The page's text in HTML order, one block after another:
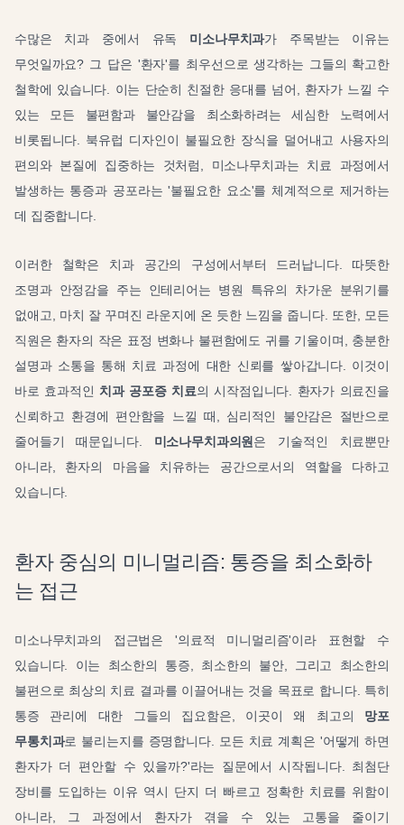
수많은 치과 중에서 유독 미소나무치과가 주목받는 이유는
무엇일까요? 그 답은 '환자'를 최우선으로 생각하는 그들의 확고한
철학에 있습니다. 이는 단순히 친절한 응대를 넘어, 환자가 느낄 수
있는 모든 불편함과 불안감을 최소화하려는 세심한 노력에서
비롯됩니다. 북유럽 디자인이 불필요한 장식을 덜어내고 사용자의
편의와 본질에 집중하는 것처럼, 미소나무치과는 치료 과정에서
발생하는 통증과 공포라는 '불필요한 요소'를 체계적으로 제거하는
데 집중합니다.
이러한 철학은 치과 공간의 구성에서부터 드러납니다. 따뜻한
조명과 안정감을 주는 인테리어는 병원 특유의 차가운 분위기를
없애고, 마치 잘 꾸며진 라운지에 온 듯한 느낌을 줍니다. 또한, 모든
직원은 환자의 작은 표정 변화나 불편함에도 귀를 기울이며, 충분한
설명과 소통을 통해 치료 과정에 대한 신뢰를 쌓아갑니다. 이것이
바로 효과적인 치과 공포증 치료의 시작점입니다. 환자가 의료진을
신뢰하고 환경에 편안함을 느낄 때, 심리적인 불안감은 절반으로
줄어들기 때문입니다. 미소나무치과의원은 기술적인 치료뿐만
아니라, 환자의 마음을 치유하는 공간으로서의 역할을 다하고
있습니다.
환자 중심의 미니멀리즘: 통증을 최소화하
는 접근
미소나무치과의 접근법은 '의료적 미니멀리즘'이라 표현할 수
있습니다. 이는 최소한의 통증, 최소한의 불안, 그리고 최소한의
불편으로 최상의 치료 결과를 이끌어내는 것을 목표로 합니다. 특히
통증 관리에 대한 그들의 집요함은, 이곳이 왜 최고의 망포
무통치과로 불리는지를 증명합니다. 모든 치료 계획은 '어떻게 하면
환자가 더 편안할 수 있을까?'라는 질문에서 시작됩니다. 최첨단
장비를 도입하는 이유 역시 단지 더 빠르고 정확한 치료를 위함이
아니라, 그 과정에서 환자가 겪을 수 있는 고통을 줄이기